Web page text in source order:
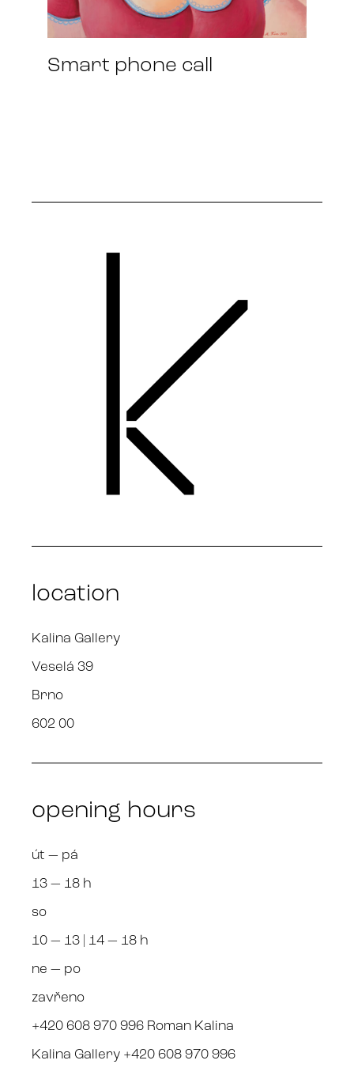
Smart phone call
location
Kalina Gallery
Veselá 39
Brno
602 00
opening hours
út — pá
13 — 18 h
so
10 — 13 | 14 — 18 h
ne — po
zavřeno
+420 608 970 996 Roman Kalina
Kalina Gallery +420 608 970 996